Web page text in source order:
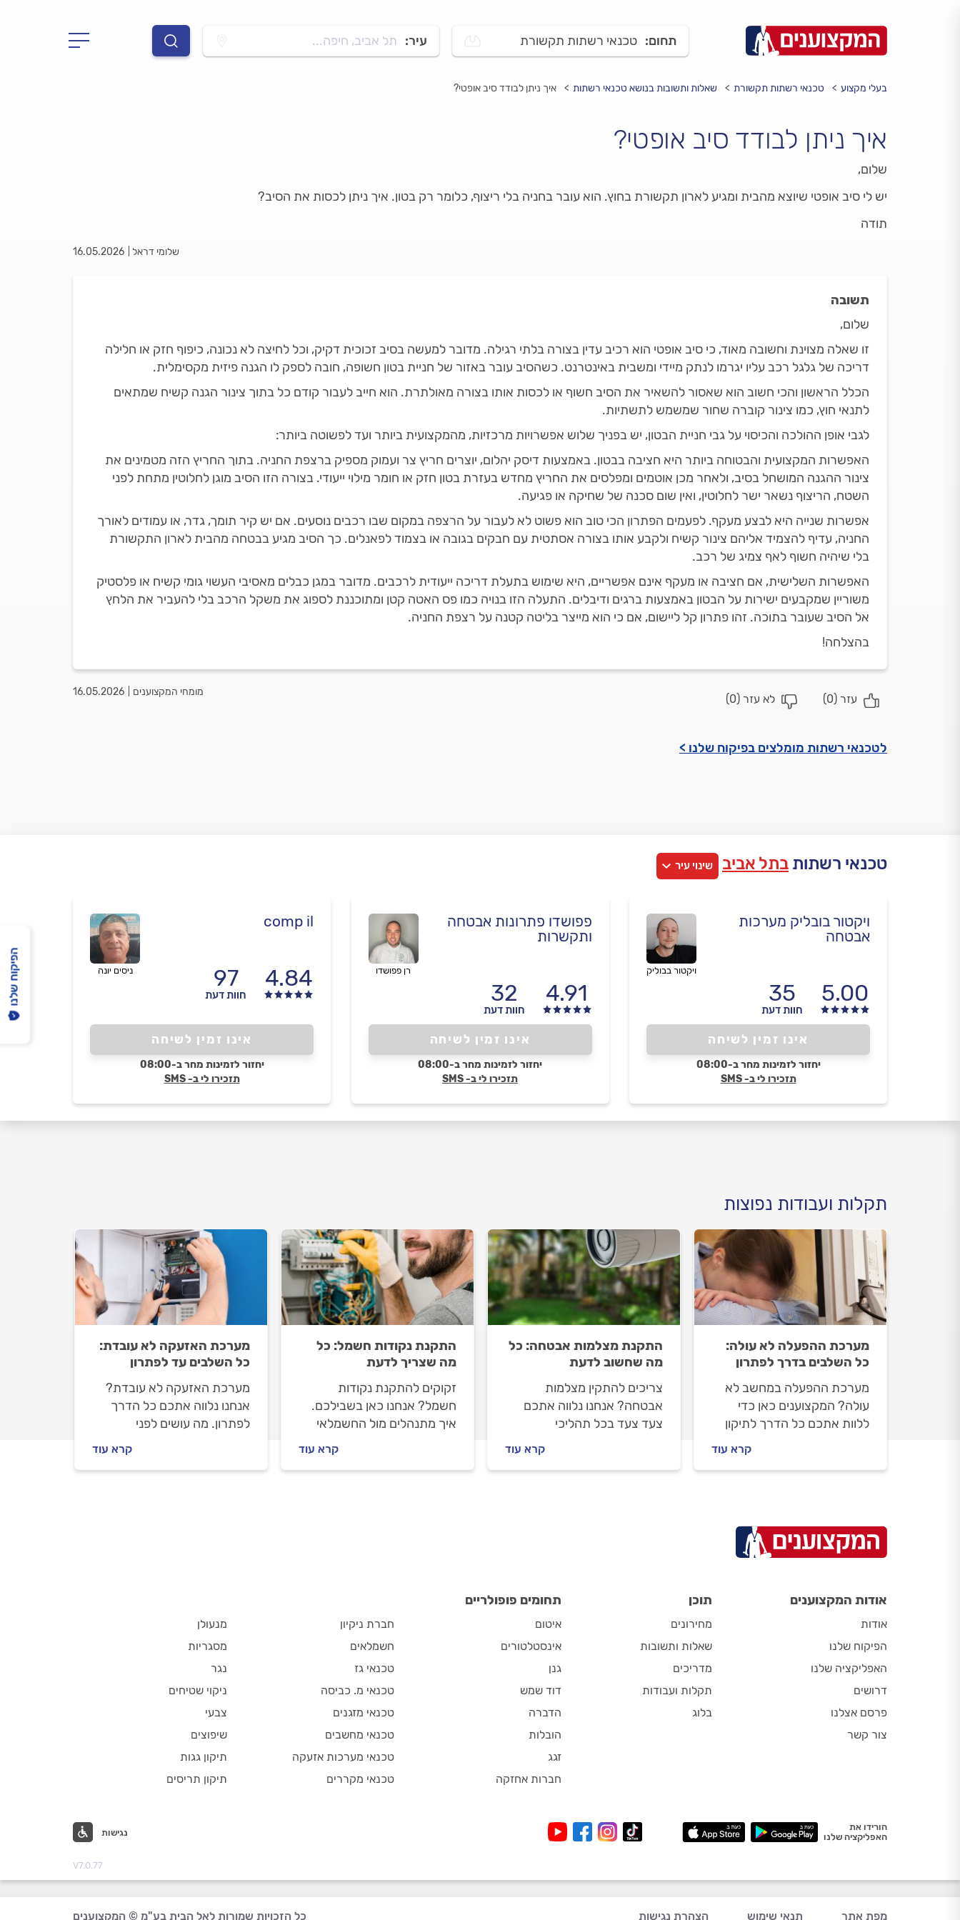
תחום: טכנאי רשתות תקשורת עיר: תל אביב, חיפה...
בעלי מקצוע טכנאי רשתות תקשורת שאלות ותשובות בנושא טכנאי רשתות איך ניתן לבודד סיב אופטי?
איך ניתן לבודד סיב אופטי?
שלום,
יש לי סיב אופטי שיוצא מהבית ומגיע לארון תקשורת בחוץ. הוא עובר בחניה בלי ריצוף, כלומר רק בטון. איך ניתן לכסות את הסיב?
תודה
שלומי דראל 16.05.2026
תשובה
שלום,
זו שאלה מצוינת וחשובה מאוד, כי סיב אופטי הוא רכיב עדין בצורה בלתי רגילה. מדובר למעשה בסיב זכוכית דקיק, וכל לחיצה לא נכונה, כיפוף חזק או חלילה
דריכה של גלגל רכב עליו יגרמו לנתק מיידי ומשבית באינטרנט. כשהסיב עובר באזור של חניית בטון חשופה, חובה לספק לו הגנה פיזית מקסימלית.
הכלל הראשון והכי חשוב הוא שאסור להשאיר את הסיב חשוף או לכסות אותו בצורה מאולתרת. הוא חייב לעבור קודם כל בתוך צינור הגנה קשיח שמתאים
לתנאי חוץ, כמו צינור קוברה שחור שמשמש לתשתיות.
לגבי אופן ההולכה והכיסוי על גבי חניית הבטון, יש בפניך שלוש אפשרויות מרכזיות, מהמקצועית ביותר ועד לפשוטה ביותר:
האפשרות המקצועית והבטוחה ביותר היא חציבה בבטון. באמצעות דיסק יהלום, יוצרים חריץ צר ועמוק מספיק ברצפת החניה. בתוך החריץ הזה מטמינים את
צינור ההגנה המושחל בסיב, ולאחר מכן אוטמים ומפלסים את החריץ מחדש בעזרת בטון חזק או חומר מילוי ייעודי. בצורה הזו הסיב מוגן לחלוטין מתחת לפני
השטח, הריצוף נשאר ישר לחלוטין, ואין שום סכנה של שחיקה או פגיעה.
אפשרות שנייה היא לבצע מעקף. לפעמים הפתרון הכי טוב הוא פשוט לא לעבור על הרצפה במקום שבו רכבים נוסעים. אם יש קיר תומך, גדר, או עמודים לאורך
החניה, עדיף להצמיד אליהם צינור קשיח ולקבע אותו בצורה אסתטית עם חבקים בגובה או בצמוד לפאנלים. כך הסיב מגיע בבטחה מהבית לארון התקשורת
בלי שיהיה חשוף לאף צמיג של רכב.
האפשרות השלישית, אם חציבה או מעקף אינם אפשריים, היא שימוש בתעלת דריכה ייעודית לרכבים. מדובר במגן כבלים מאסיבי העשוי גומי קשיח או פלסטיק
משוריין שמקבעים ישירות על הבטון באמצעות ברגים ודיבלים. התעלה הזו בנויה כמו פס האטה קטן ומתוכננת לספוג את משקל הרכב בלי להעביר את הלחץ
אל הסיב שעובר בתוכה. זהו פתרון קל ליישום, אם כי הוא מייצר בליטה קטנה על רצפת החניה.
בהצלחה!
0
)
0
)
מומחי המקצוענים 16.05.2026
לטכנאי רשתות מומלצים בפיקוח שלנו >
טכנאי רשתות בתל אביב שינוי עיר
ויקטור בובליק מערכות
אבטחה
5.00
35
חוות דעת
ויקטור בבוליק
אינו זמין לשיחה
יחזור לזמינות מחר ב-08:00
תזכירו לי ב- SMS
פפושדו פתרונות אבטחה
ותקשרות
4.91
32
חוות דעת
רן פפושדו
אינו זמין לשיחה
יחזור לזמינות מחר ב-08:00
תזכירו לי ב- SMS
comp il
4.84
97
חוות דעת
ניסים יונה
אינו זמין לשיחה
יחזור לזמינות מחר ב-08:00
תזכירו לי ב- SMS
תקלות ועבודות נפוצות
מערכת ההפעלה לא עולה:
כל השלבים בדרך לפתרון
מערכת ההפעלה במחשב לא
עולה? המקצוענים כאן כדי
ללוות אתכם כל הדרך לתיקון
שמזמינים טכנאי מחשבים, איך
מתנהלים מולו וכמה יעלה לכם
קרא עוד
התקנת מצלמות אבטחה: כל
מה שחשוב לדעת
צריכים להתקין מצלמות
אבטחה? אנחנו נלווה אתכם
צעד צעד בכל תהליכי
מתקין מצלמות האבטחה לפני
וכמה עולה העבודה? כל
קרא עוד
התקנת נקודות חשמל: כל
מה שצריך לדעת
זקוקים להתקנת נקודות
חשמל? אנחנו כאן בשבילכם.
איך מתנהלים מול החשמלאי
תעלה לכם התקנת נקודת
חשמל? קבלו את כל הטיפים
קרא עוד
מערכת האזעקה לא עובדת:
כל השלבים עד לפתרון
מערכת האזעקה לא עובדת?
אנחנו נלווה אתכם כל הדרך
לפתרון. מה עושים לפני
אזעקה ואיך מתנהלים מולו? כל
התשובות לפניכם.
קרא עוד
הפיקוח שלנו
אודות המקצוענים
אודות
הפיקוח שלנו
האפליקציה שלנו
דרושים
פרסם אצלנו
צור קשר
תוכן
מחירונים
שאלות ותשובות
מדריכים
תקלות ועבודות
בלוג
תחומים פופולריים
איטום
אינסטלטורים
גנן
דוד שמש
הדברה
הובלות
זגג
חברות אחזקה
חברת ניקיון
חשמלאים
טכנאי גז
טכנאי מ. כביסה
טכנאי מזגנים
טכנאי מחשבים
טכנאי מערכות אזעקה
טכנאי מקררים
מנעולן
מסגריות
נגר
ניקוי שטיחים
צבעי
שיפוצים
תיקון גגות
תיקון תריסים
הורידו את
האפליקציה שלנו
נגישות
V7.0.77
מפת אתר תנאי שימוש הצהרת נגישות כל הזכויות שמורות לאל הבית בע"מ © המקצוענים